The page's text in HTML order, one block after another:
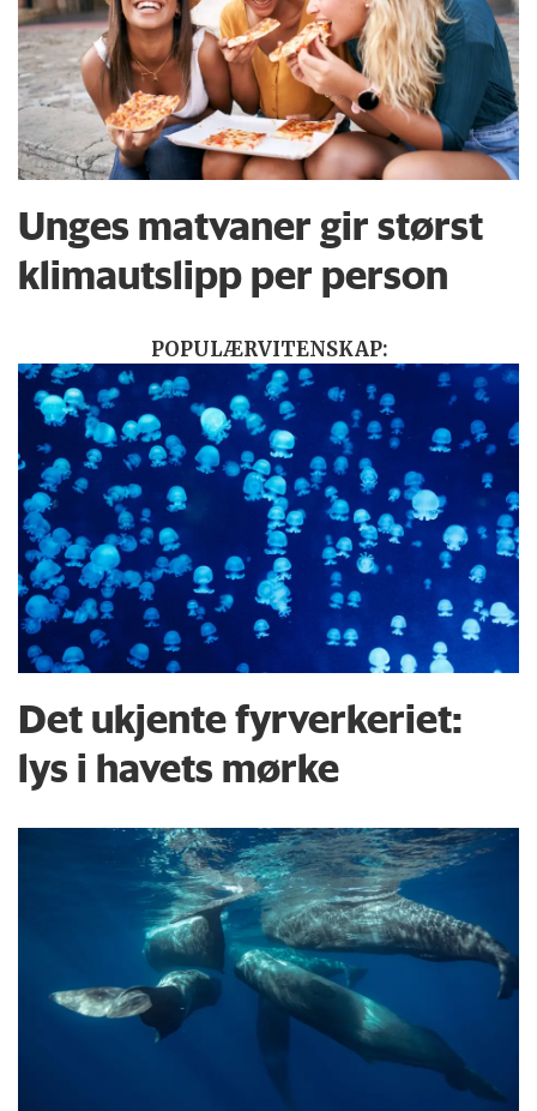
Unges matvaner gir størst
klimautslipp per person
POPULÆRVITENSKAP:
Det ukjente fyrverkeriet:
lys i havets mørke